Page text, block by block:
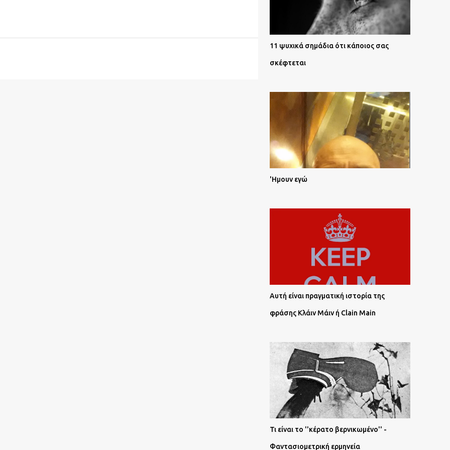
11 ψυχικά σημάδια ότι κάποιος σας
σκέφτεται
'Ημουν εγώ
Αυτή είναι πραγματική ιστορία της
φράσης Κλάιν Μάιν ή Clain Main
Τι είναι το ''κέρατο βερνικωμένο'' -
Φαντασιομετρική ερμηνεία